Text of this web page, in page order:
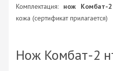
Комплектация: нож Комбат-2
кожа (сертификат прилагается)
Нож Комбат-2